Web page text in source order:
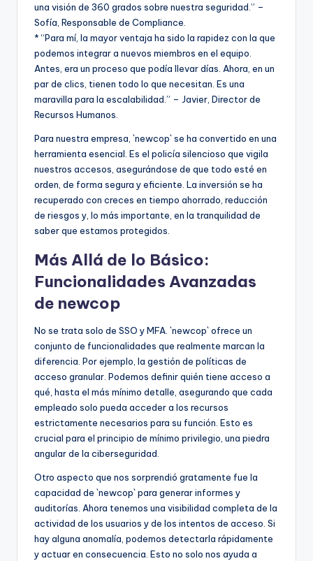
una visión de 360 grados sobre nuestra seguridad.” –
Sofía, Responsable de Compliance.
* “Para mí, la mayor ventaja ha sido la rapidez con la que
podemos integrar a nuevos miembros en el equipo.
Antes, era un proceso que podía llevar días. Ahora, en un
par de clics, tienen todo lo que necesitan. Es una
maravilla para la escalabilidad.” – Javier, Director de
Recursos Humanos.
Para nuestra empresa, `newcop` se ha convertido en una
herramienta esencial. Es el policía silencioso que vigila
nuestros accesos, asegurándose de que todo esté en
orden, de forma segura y eficiente. La inversión se ha
recuperado con creces en tiempo ahorrado, reducción
de riesgos y, lo más importante, en la tranquilidad de
saber que estamos protegidos.
Más Allá de lo Básico:
Funcionalidades Avanzadas
de newcop
No se trata solo de SSO y MFA. `newcop` ofrece un
conjunto de funcionalidades que realmente marcan la
diferencia. Por ejemplo, la gestión de políticas de
acceso granular. Podemos definir quién tiene acceso a
qué, hasta el más mínimo detalle, asegurando que cada
empleado solo pueda acceder a los recursos
estrictamente necesarios para su función. Esto es
crucial para el principio de mínimo privilegio, una piedra
angular de la ciberseguridad.
Otro aspecto que nos sorprendió gratamente fue la
capacidad de `newcop` para generar informes y
auditorías. Ahora tenemos una visibilidad completa de la
actividad de los usuarios y de los intentos de acceso. Si
hay alguna anomalía, podemos detectarla rápidamente
y actuar en consecuencia. Esto no solo nos ayuda a